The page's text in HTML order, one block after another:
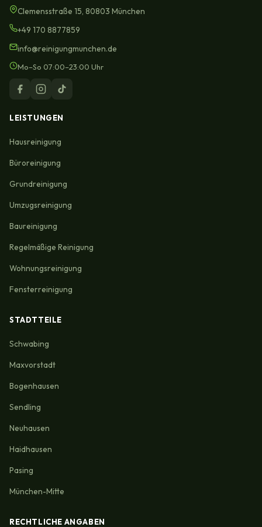
Clemensstraße 15, 80803 München
+49 170 8877859
info@reinigungmunchen.de
Mo–So 07:00–23:00 Uhr
LEISTUNGEN
Hausreinigung
Büroreinigung
Grundreinigung
Umzugsreinigung
Baureinigung
Regelmäßige Reinigung
Wohnungsreinigung
Fensterreinigung
STADTTEILE
Schwabing
Maxvorstadt
Bogenhausen
Sendling
Neuhausen
Haidhausen
Pasing
München-Mitte
RECHTLICHE ANGABEN